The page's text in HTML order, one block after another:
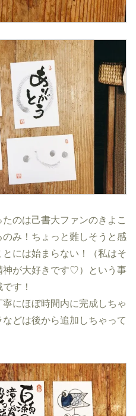
のは己書大ファンのきよこ
み！ちょっと難しそうと感
には始まらない！（私はそ
神が大好きです♡）という事
す！
にほぼ時間内に完成しちゃ
どは後から追加しちゃって